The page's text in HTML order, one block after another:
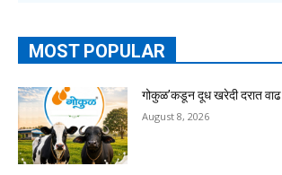
MOST POPULAR
गोकुळ’कडून दूध खरेदी दरात वाढ
August 8, 2026